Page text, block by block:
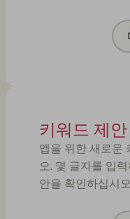
키워드 제
앱을 위한 새로운
오. 몇 글자를 입
안을 확인하십시